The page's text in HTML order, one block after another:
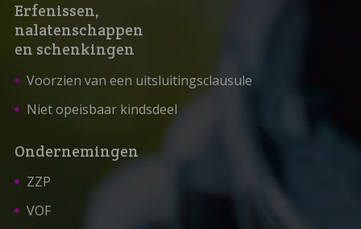
Erfenissen,
nalatenschappen
en schenkingen
Voorzien van een uitsluitingsclausule
Niet opeisbaar kindsdeel
Ondernemingen
ZZP
VOF